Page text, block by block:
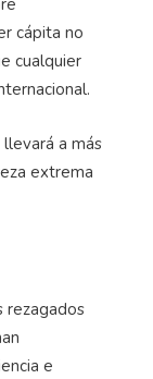
cápita no
cualquier
a más
extrema
rezagados
e